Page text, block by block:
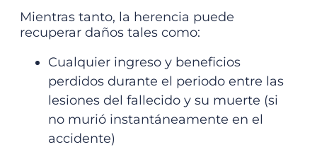
Mientras tanto, la herencia puede
recuperar daños tales como:
Cualquier ingreso y beneficios
perdidos durante el periodo entre las
lesiones del fallecido y su muerte (si
no murió instantáneamente en el
accidente)